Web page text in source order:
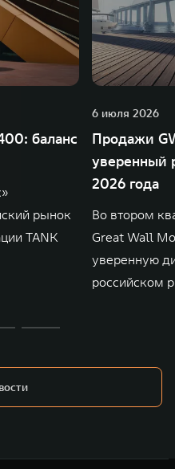
баланс
рынок
TANK
6 июля 2026
Продажи
уверенный
2026 года
Во втором
Great Wall
уверенную
российском